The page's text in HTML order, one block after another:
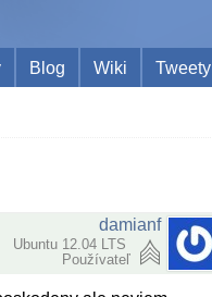
Blog Wiki Tweety
damianf
Ubuntu 12.04 LTS
Používateľ